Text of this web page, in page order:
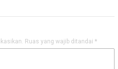
Ruas yang wajib ditandai *